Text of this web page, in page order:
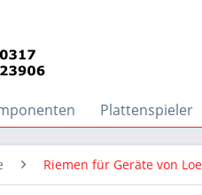
Plattenspieler
Riemen für Geräte von